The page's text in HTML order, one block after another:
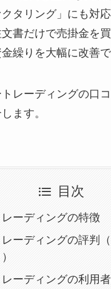
クタリング」にも対
書だけで売掛金を
繰りを大幅に改善で
レーディングの口
ます。
目次
レーディングの特徴
レーディングの評判
レーディングの利用